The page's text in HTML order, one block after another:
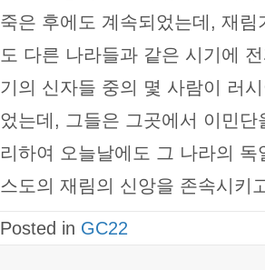
죽은 후에도 계속되었는데, 재림
도 다른 나라들과 같은 시기에
기의 신자들 중의 몇 사람이 러
었는데, 그들은 그곳에서 이민단
리하여 오늘날에도 그 나라의 독
스도의 재림의 신앙을 존속시키
Posted in GC22